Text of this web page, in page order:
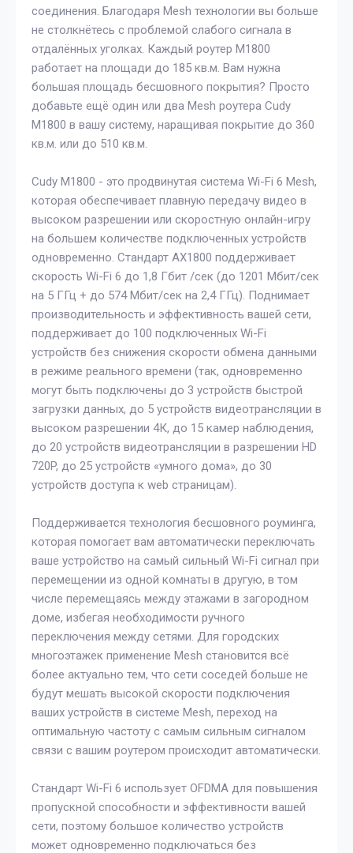
соединения. Благодаря Mesh технологии вы больше
не столкнётесь с проблемой слабого сигнала в
отдалённых уголках. Каждый роутер М1800
работает на площади до 185 кв.м. Вам нужна
большая площадь бесшовного покрытия? Просто
добавьте ещё один или два Mesh роутера Cudy
М1800 в вашу систему, наращивая покрытие до 360
кв.м. или до 510 кв.м.
Cudy M1800 - это продвинутая система Wi-Fi 6 Mesh,
которая обеспечивает плавную передачу видео в
высоком разрешении или скоростную онлайн-игру
на большем количестве подключенных устройств
одновременно. Стандарт АX1800 поддерживает
скорость Wi-Fi 6 до 1,8 Гбит /сек (до 1201 Мбит/сек
на 5 ГГц + до 574 Мбит/сек на 2,4 ГГц). Поднимает
производительность и эффективность вашей сети,
поддерживает до 100 подключенных Wi-Fi
устройств без снижения скорости обмена данными
в режиме реального времени (так, одновременно
могут быть подключены до 3 устройств быстрой
загрузки данных, до 5 устройств видеотрансляции в
высоком разрешении 4К, до 15 камер наблюдения,
до 20 устройств видеотрансляции в разрешении HD
720P, до 25 устройств «умного дома», до 30
устройств доступа к web страницам).
Поддерживается технология бесшовного роуминга,
которая помогает вам автоматически переключать
ваше устройство на самый сильный Wi-Fi сигнал при
перемещении из одной комнаты в другую, в том
числе перемещаясь между этажами в загородном
доме, избегая необходимости ручного
переключения между сетями. Для городских
многоэтажек применение Mesh становится всё
более актуально тем, что сети соседей больше не
будут мешать высокой скорости подключения
ваших устройств в системе Mesh, переход на
оптимальную частоту с самым сильным сигналом
связи с вашим роутером происходит автоматически.
Стандарт Wi-Fi 6 использует OFDMA для повышения
пропускной способности и эффективности вашей
сети, поэтому большое количество устройств
может одновременно подключаться без